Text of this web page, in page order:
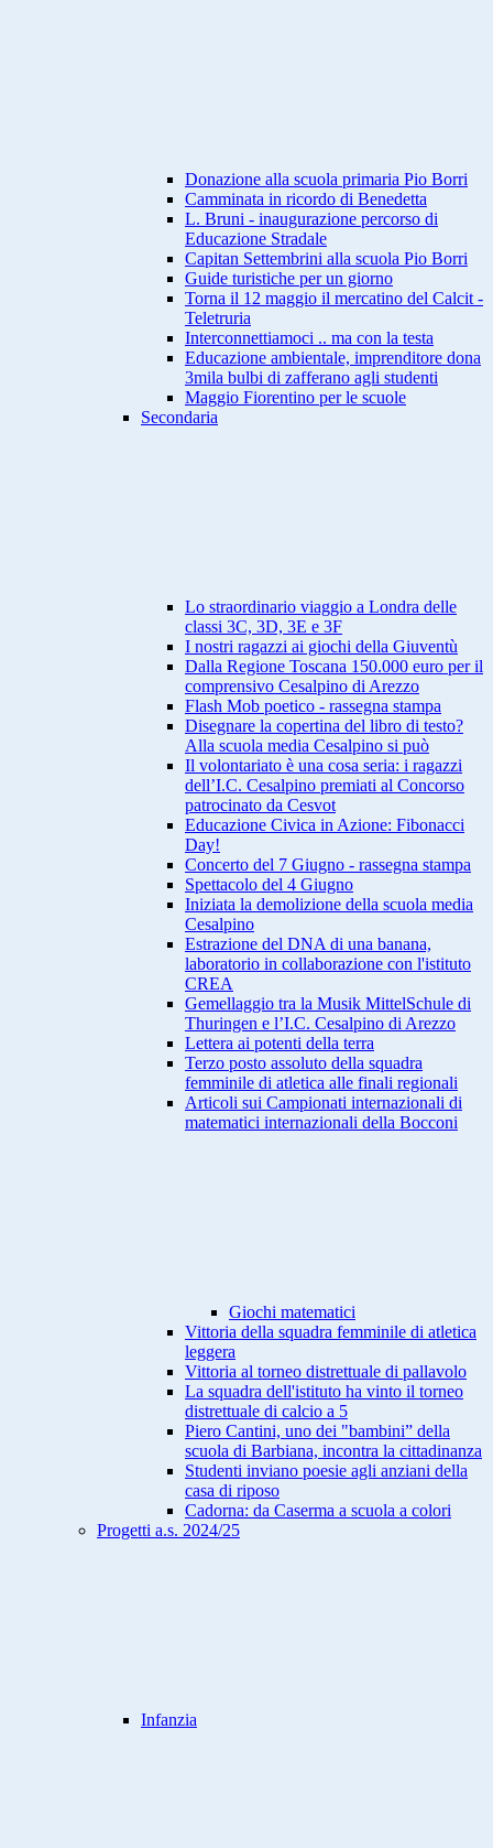
Donazione alla scuola primaria Pio Borri
Camminata in ricordo di Benedetta
L. Bruni - inaugurazione percorso di
Educazione Stradale
Capitan Settembrini alla scuola Pio Borri
Guide turistiche per un giorno
Torna il 12 maggio il mercatino del Calcit -
Teletruria
Interconnettiamoci .. ma con la testa
Educazione ambientale, imprenditore dona
3mila bulbi di zafferano agli studenti
Maggio Fiorentino per le scuole
Secondaria
Lo straordinario viaggio a Londra delle
classi 3C, 3D, 3E e 3F
I nostri ragazzi ai giochi della Giuventù
Dalla Regione Toscana 150.000 euro per il
comprensivo Cesalpino di Arezzo
Flash Mob poetico - rassegna stampa
Disegnare la copertina del libro di testo?
Alla scuola media Cesalpino si può
Il volontariato è una cosa seria: i ragazzi
dell’I.C. Cesalpino premiati al Concorso
patrocinato da Cesvot
Educazione Civica in Azione: Fibonacci
Day!
Concerto del 7 Giugno - rassegna stampa
Spettacolo del 4 Giugno
Iniziata la demolizione della scuola media
Cesalpino
Estrazione del DNA di una banana,
laboratorio in collaborazione con l'istituto
CREA
Gemellaggio tra la Musik MittelSchule di
Thuringen e l’I.C. Cesalpino di Arezzo
Lettera ai potenti della terra
Terzo posto assoluto della squadra
femminile di atletica alle finali regionali
Articoli sui Campionati internazionali di
matematici internazionali della Bocconi
Giochi matematici
Vittoria della squadra femminile di atletica
leggera
Vittoria al torneo distrettuale di pallavolo
La squadra dell'istituto ha vinto il torneo
distrettuale di calcio a 5
Piero Cantini, uno dei "bambini” della
scuola di Barbiana, incontra la cittadinanza
Studenti inviano poesie agli anziani della
casa di riposo
Cadorna: da Caserma a scuola a colori
Progetti a.s. 2024/25
Infanzia